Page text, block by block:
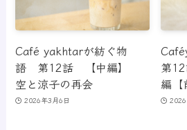
Café yakhtarが紡ぐ物
語 第12話 【中編】
空と涼子の再会
2026年3月6日
第
編【